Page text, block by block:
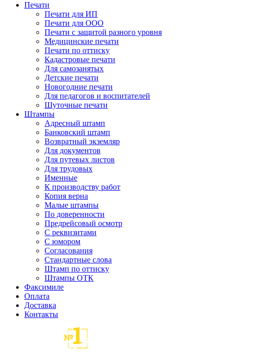
Печати
Печати для ИП
Печати для ООО
Печати с защитой разного уровня
Медицинские печати
Печати по оттиску
Кадастровые печати
Для самозанятых
Детские печати
Новогодние печати
Для педагогов и воспитателей
Шуточные печати
Штампы
Адресный штамп
Банковский штамп
Возвратный экземляр
Для документов
Для путевых листов
Для трудовых
Именные
К производству работ
Копия верна
Малые штампы
По доверенности
Предрейсовый осмотр
С реквизитами
С юмором
Согласования
Стандартные слова
Штамп по оттиску
Штампы ОТК
Факсимиле
Оплата
Доставка
Контакты